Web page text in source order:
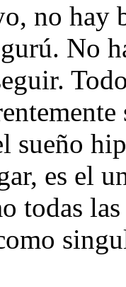
no hay
No
sueño
es el
todas